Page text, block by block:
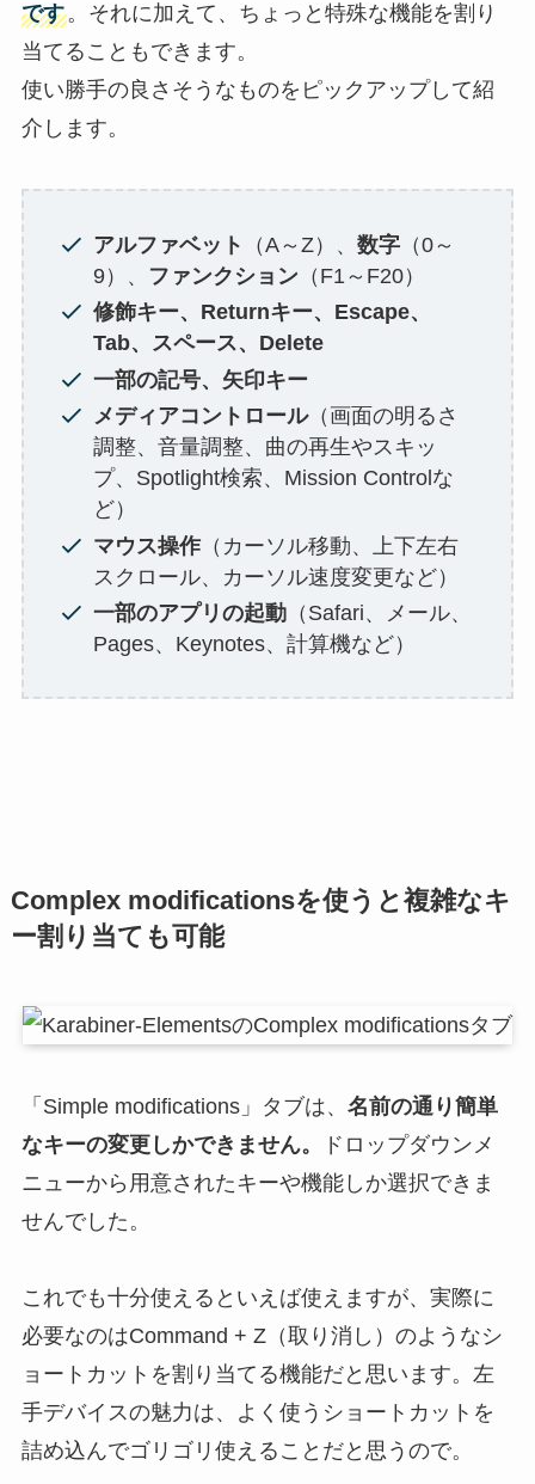
です。それに加えて、ちょっと特殊な機能を割り
当てることもできます。
使い勝手の良さそうなものをピックアップして紹
介します。
アルファベット （A～Z）、数字 （0～
9）、 ファンクション （F1～F20）
修飾キー、Returnキー、Escape、
Tab、スペース、Delete
一部の記号、矢印キー
メディアコントロール（画面の明るさ
調整、音量調整、曲の再生やスキッ
プ、Spotlight検索、Mission Controlな
ど）
マウス操作 （カーソル移動、上下左右
スクロール、カーソル速度変更など）
一部のアプリの起動 （Safari、メール、
Pages、Keynotes、計算機など）
Complex modificationsを使うと複雑なキ
ー割り当ても可能
「Simple modifications」タブは、 名前の通り簡単
なキーの変更しかできません。
ドロップダウンメ
ニューから用意されたキーや機能しか選択できま
せんでした。
これでも十分使えるといえば使えますが、実際に
必要なのはCommand + Z（取り消し）のようなシ
ョートカットを割り当てる機能だと思います。左
手デバイスの魅力は、よく使うショートカットを
詰め込んでゴリゴリ使えることだと思うので。